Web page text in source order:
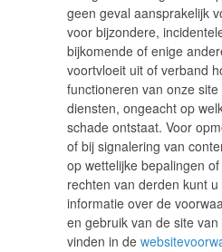
geen geval aansprakelijk
voor bijzondere,
bijkomende of enige
voortvloeit uit of verband
functioneren van onze
diensten, ongeacht op
schade ontstaat. Voor
of bij signalering van
op wettelijke bepalingen
rechten van derden kunt
informatie over de
en gebruik van de site
vinden in de